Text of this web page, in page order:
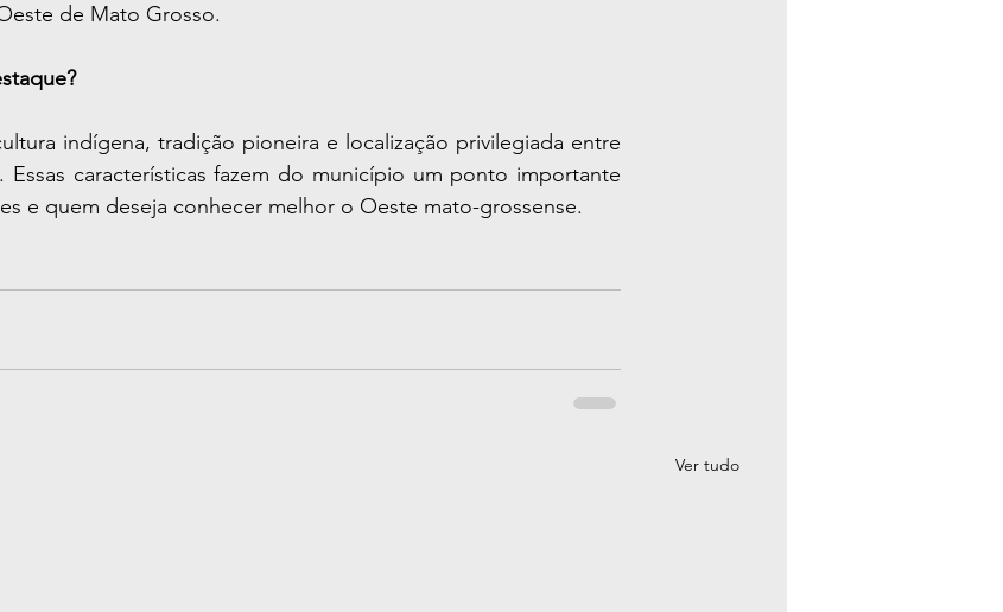
de Mato Grosso.
indígena, tradição pioneira e localização privilegiada entre
características fazem do município um ponto importante
e quem deseja conhecer melhor o Oeste mato-grossense.
Ver tudo